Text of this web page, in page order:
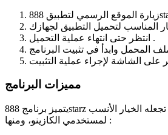
انتظر حتى انتهاء عملية التحميل .
مميزات البرنامج
يتميز برنامج 888starz بعدد من المزايا التي تجعله الخيار الأنسب
لمستخدمي الكازينو، ومنها :